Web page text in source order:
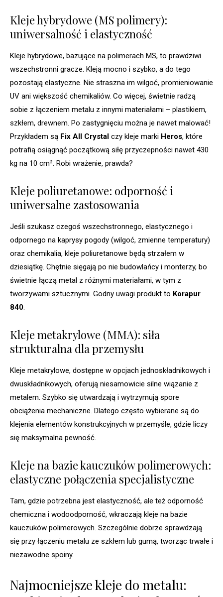
Kleje hybrydowe (MS polimery):
uniwersalność i elastyczność
Kleje hybrydowe, bazujące na polimerach MS, to prawdziwi
wszechstronni gracze. Kleją mocno i szybko, a do tego
pozostają elastyczne. Nie straszna im wilgoć, promieniowanie
UV ani większość chemikaliów. Co więcej, świetnie radzą
sobie z łączeniem metalu z innymi materiałami – plastikiem,
szkłem, drewnem. Po zastygnięciu można je nawet malować!
Przykładem są Fix All Crystal czy kleje marki Heros, które
potrafią osiągnąć początkową siłę przyczepności nawet 430
kg na 10 cm². Robi wrażenie, prawda?
Kleje poliuretanowe: odporność i
uniwersalne zastosowania
Jeśli szukasz czegoś wszechstronnego, elastycznego i
odpornego na kaprysy pogody (wilgoć, zmienne temperatury)
oraz chemikalia, kleje poliuretanowe będą strzałem w
dziesiątkę. Chętnie sięgają po nie budowlańcy i monterzy, bo
świetnie łączą metal z różnymi materiałami, w tym z
tworzywami sztucznymi. Godny uwagi produkt to Korapur
840.
Kleje metakrylowe (MMA): siła
strukturalna dla przemysłu
Kleje metakrylowe, dostępne w opcjach jednoskładnikowych i
dwuskładnikowych, oferują niesamowicie silne wiązanie z
metalem. Szybko się utwardzają i wytrzymują spore
obciążenia mechaniczne. Dlatego często wybierane są do
klejenia elementów konstrukcyjnych w przemyśle, gdzie liczy
się maksymalna pewność.
Kleje na bazie kauczuków polimerowych:
elastyczne połączenia specjalistyczne
Tam, gdzie potrzebna jest elastyczność, ale też odporność
chemiczna i wodoodporność, wkraczają kleje na bazie
kauczuków polimerowych. Szczególnie dobrze sprawdzają
się przy łączeniu metalu ze szkłem lub gumą, tworząc trwałe i
niezawodne spoiny.
Najmocniejsze kleje do metalu: